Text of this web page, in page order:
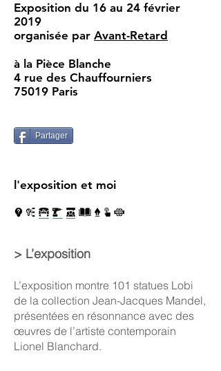
Exposition du 16 au 24 février
2019
organisée par Avant-Retard
à la Pièce Blanche
4 rue des Chauffourniers
75019 Paris
Partager
l'exposition et moi
> L’exposition
L’exposition montre 101 statues Lobi
de la collection Jean-Jacques Mandel,
présentées en résonnance avec des
œuvres de l’artiste contemporain
Lionel Blanchard.